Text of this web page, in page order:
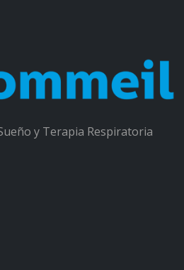
y Terapia Respiratoria